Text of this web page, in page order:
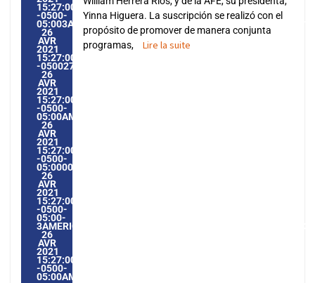
15:27:00
-0500-
05:003AMERICA/GUAYAQUIL3030AMERICA/
26
AVR
2021
15:27:00
-0500273274PMLUNDI=604#!30LUN,
26
AVR
2021
15:27:00
-0500-
05:00AMERICA/GUAYAQUIL4#AVR#!30LUN,
26
AVR
2021
15:27:00
-0500-
05:000030#/30LUN,
26
AVR
2021
15:27:00
-0500-
05:00-
3AMERICA/GUAYAQUIL3030AMERICA/
26
AVR
2021
15:27:00
-0500-
05:00AMERICA/GUAYAQUIL4#
Yinna Higuera. La suscripción se realizó con el
propósito de promover de manera conjunta
programas,
Lire la suite